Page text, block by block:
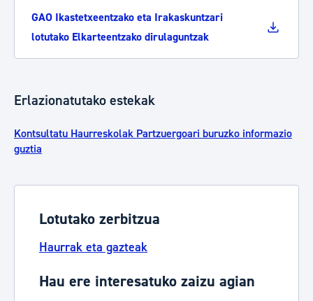
GAO Ikastetxeentzako eta Irakaskuntzari
lotutako Elkarteentzako dirulaguntzak
Erlazionatutako estekak
Kontsultatu Haurreskolak Partzuergoari buruzko informazio
guztia
Lotutako zerbitzua
Haurrak eta gazteak
Hau ere interesatuko zaizu agian